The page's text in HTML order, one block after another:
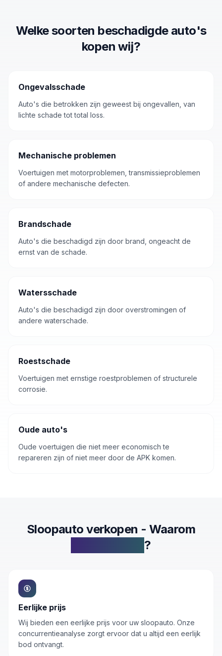
Welke soorten beschadigde auto's
kopen wij?
Ongevalsschade
Auto's die betrokken zijn geweest bij ongevallen, van
lichte schade tot total loss.
Mechanische problemen
Voertuigen met motorproblemen, transmissieproblemen
of andere mechanische defecten.
Brandschade
Auto's die beschadigd zijn door brand, ongeacht de
ernst van de schade.
Watersschade
Auto's die beschadigd zijn door overstromingen of
andere waterschade.
Roestschade
Voertuigen met ernstige roestproblemen of structurele
corrosie.
Oude auto's
Oude voertuigen die niet meer economisch te
repareren zijn of niet meer door de APK komen.
Sloopauto verkopen - Waarom
?
Eerlijke prijs
Wij bieden een eerlijke prijs voor uw sloopauto. Onze
concurrentieanalyse zorgt ervoor dat u altijd een eerlijk
bod ontvangt.